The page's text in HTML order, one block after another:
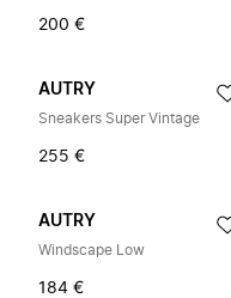
200 €
AUTRY
Sneakers Super Vintage
255 €
AUTRY
Windscape Low
184 €